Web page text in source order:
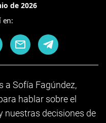
de 2026
en:
a Sofía Fagúndez,
hablar sobre el
nuestras decisiones de